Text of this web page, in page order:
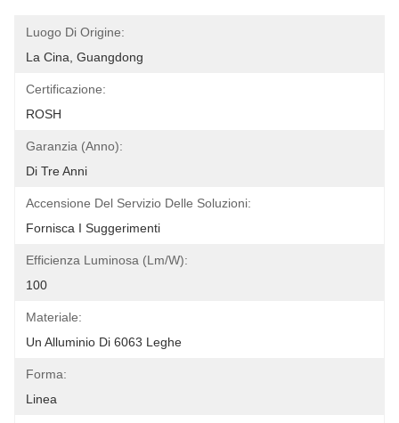
Luogo Di Origine:
La Cina, Guangdong
Certificazione:
ROSH
Garanzia (anno):
Di Tre Anni
Accensione Del Servizio Delle Soluzioni:
Fornisca I Suggerimenti
Efficienza Luminosa (lm/w):
100
Materiale:
Un Alluminio Di 6063 Leghe
Forma:
Linea